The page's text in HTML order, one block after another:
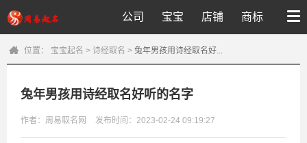
公司 宝宝 店铺 商标
位置： 宝宝起名 > 诗经取名 > 兔年男孩用诗经取名好...
兔年男孩用诗经取名好听的名字
作者：周易取名网 发布时间：2023-02-24 09:19:27